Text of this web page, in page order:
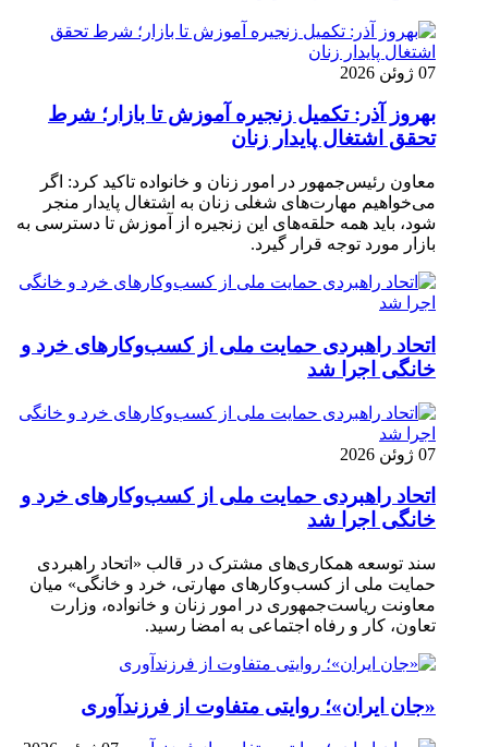
07 ژوئن 2026
بهروز آذر: تکمیل زنجیره آموزش تا بازار؛ شرط
تحقق اشتغال پایدار زنان
معاون رئیس‌جمهور در امور زنان و خانواده تاکید کرد: اگر
می‌خواهیم مهارت‌های شغلی زنان به اشتغال پایدار منجر
شود، باید همه حلقه‌های این زنجیره از آموزش تا دسترسی به
بازار مورد توجه قرار گیرد.
اتحاد راهبردی حمایت ملی از کسب‌وکارهای خرد و
خانگی اجرا شد
07 ژوئن 2026
اتحاد راهبردی حمایت ملی از کسب‌وکارهای خرد و
خانگی اجرا شد
سند توسعه همکاری‌های مشترک در قالب «اتحاد راهبردی
حمایت ملی از کسب‌وکارهای مهارتی، خرد و خانگی» میان
معاونت ریاست‌جمهوری در امور زنان و خانواده، وزارت
تعاون، کار و رفاه اجتماعی به امضا رسید.
«جان ایران»؛ روایتی متفاوت از فرزندآوری